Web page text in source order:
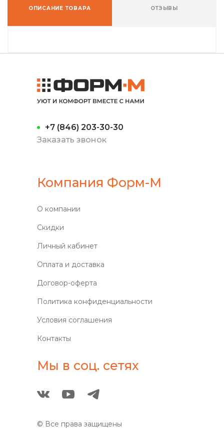
ОПИСАНИЕ ТОВАРА ОТЗЫВЫ
+7 (846) 203-30-30
Заказать звонок
Компания Форм-М
О компании
Скидки
Личный кабинет
Оплата и доставка
Договор-оферта
Политика конфиденциальности
Условия соглашения
Контакты
Мы в соц. сетях
© Все права защищены